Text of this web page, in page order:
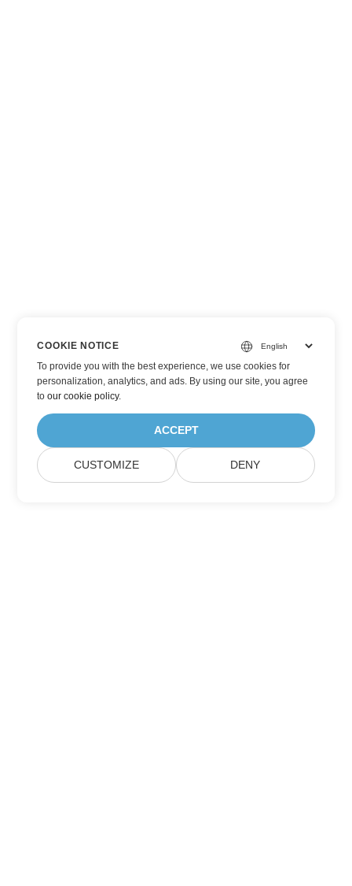
COOKIE NOTICE
To provide you with the best experience, we use cookies for
personalization, analytics, and ads. By using our site, you agree
toour cookie policy.
ACCEPT
CUSTOMIZE DENY